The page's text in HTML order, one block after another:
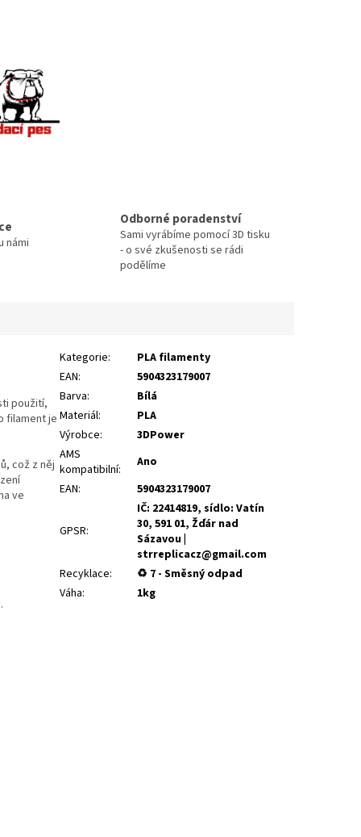
námi
Odborné poradenství
Sami vyrábíme pomocí 3D tisku
- o své zkušenosti se rádi
podělíme
použití,
filament je
což z něj
ve
Kategorie:
PLA filamenty
EAN:
5904323179007
Barva:
Bílá
Materiál:
PLA
Výrobce:
3DPower
AMS
kompatibilní:
Ano
EAN: 5904323179007
GPSR:
IČ: 22414819, sídlo: Vatín
30, 591 01, Žďár nad
Sázavou |
strreplicacz@gmail.com
Recyklace:
♻ 7 - Směsný odpad
Váha: 1kg